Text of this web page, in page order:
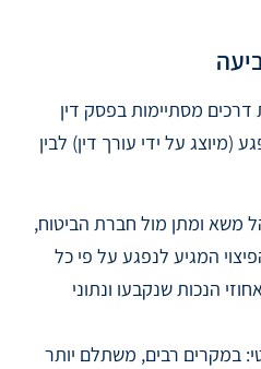
דרכים מסתיימות בפסק דין
על ידי עורך דין) לבין
משא ומתן מול חברת הביטוח,
המגיע לנפגע על פי כל
הנכות שנקבעו ונתוני
במקרים רבים, משתלם יותר